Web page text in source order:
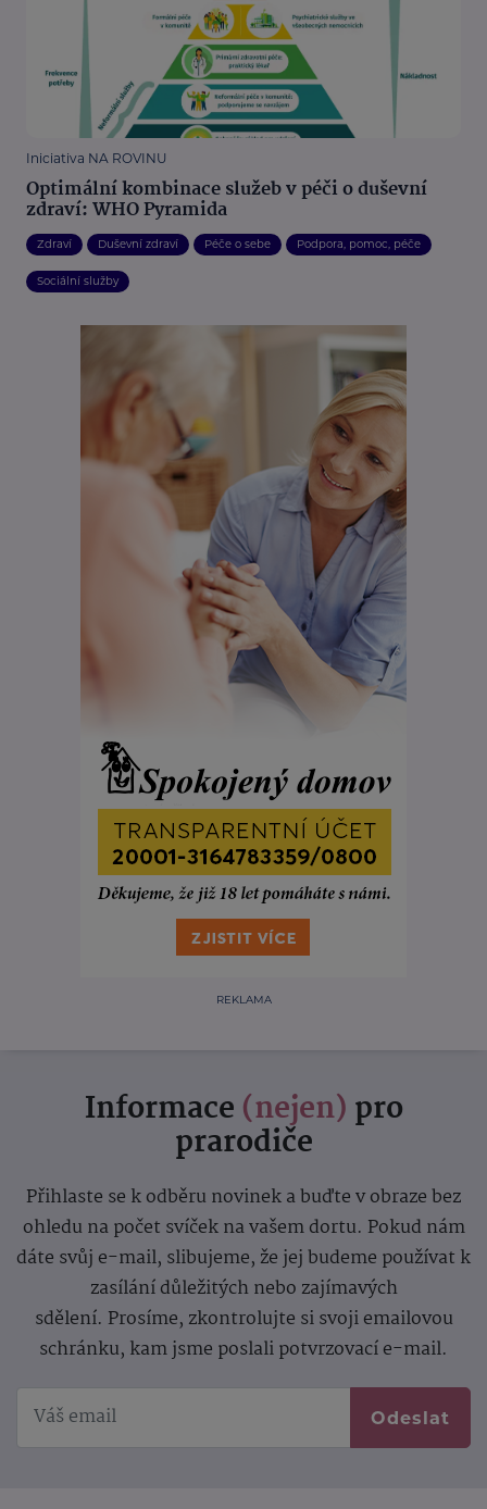
Iniciativa NA ROVINU
Optimální kombinace služeb v péči o duševní
zdraví: WHO Pyramida
Zdraví Duševní zdraví Péče o sebe Podpora, pomoc, péče
Sociální služby
REKLAMA
Informace (nejen) pro
prarodiče
Přihlaste se k odběru novinek a buďte v obraze bez
ohledu na počet svíček na vašem dortu. Pokud nám
dáte svůj e-mail, slibujeme, že jej budeme používat k
zasílání důležitých nebo zajímavých
sdělení. Prosíme, zkontrolujte si svoji emailovou
schránku, kam jsme poslali potvrzovací e-mail.
Odeslat